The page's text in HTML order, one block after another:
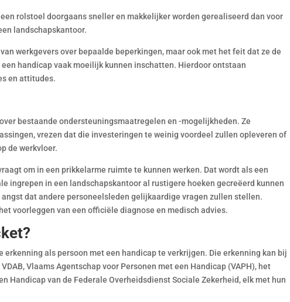
rolstoel doorgaans sneller en makkelijker worden gerealiseerd dan voor
landschapskantoor.
werkgevers over bepaalde beperkingen, maar ook met het feit dat ze de
handicap vaak moeilijk kunnen inschatten. Hierdoor ontstaan
en attitudes.
bestaande ondersteuningsmaatregelen en -mogelijkheden. Ze
vrezen dat die investeringen te weinig voordeel zullen opleveren of
de werkvloer.
om in een prikkelarme ruimte te kunnen werken. Dat wordt als een
ingrepen in een landschapskantoor al rustigere hoeken gecreëerd kunnen
dat andere personeelsleden gelijkaardige vragen zullen stellen.
voorleggen van een officiële diagnose en medisch advies.
als persoon met een handicap te verkrijgen. Die erkenning kan bij
Vlaams Agentschap voor Personen met een Handicap (VAPH), het
Handicap van de Federale Overheidsdienst Sociale Zekerheid, elk met hun